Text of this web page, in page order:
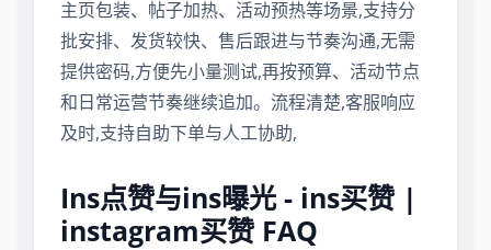
主页包装、帖子加热、活动预热等场景,支持分
批安排、发货较快、售后跟进与节奏沟通,无需
提供密码,方便先小量测试,再按预算、活动节点
和日常运营节奏继续追加。流程清楚,客服响应
及时,支持自助下单与人工协助,
Ins点赞与ins曝光 - ins买赞 |
instagram买赞 FAQ